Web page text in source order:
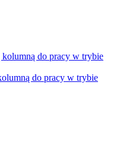
do pracy w trybie
do pracy w trybie